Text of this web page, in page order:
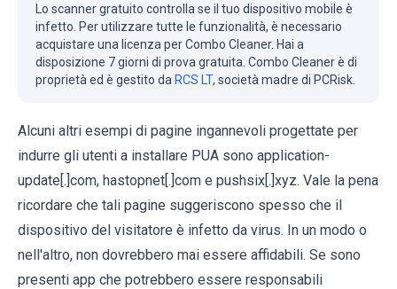
Lo scanner gratuito controlla se il tuo dispositivo mobile è
infetto. Per utilizzare tutte le funzionalità, è necessario
acquistare una licenza per Combo Cleaner. Hai a
disposizione 7 giorni di prova gratuita. Combo Cleaner è di
proprietà ed è gestito da RCS LT, società madre di PCRisk.
Alcuni altri esempi di pagine ingannevoli progettate per
indurre gli utenti a installare PUA sono application-
update[.]com, hastopnet[.]com e pushsix[.]xyz. Vale la pena
ricordare che tali pagine suggeriscono spesso che il
dispositivo del visitatore è infetto da virus. In un modo o
nell'altro, non dovrebbero mai essere affidabili. Se sono
presenti app che potrebbero essere responsabili